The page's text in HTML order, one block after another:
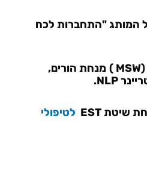
המותג "התחברות לכח
(
MSW
) מנחת הורים,
NLP
.
שיטתEST לטיפולי